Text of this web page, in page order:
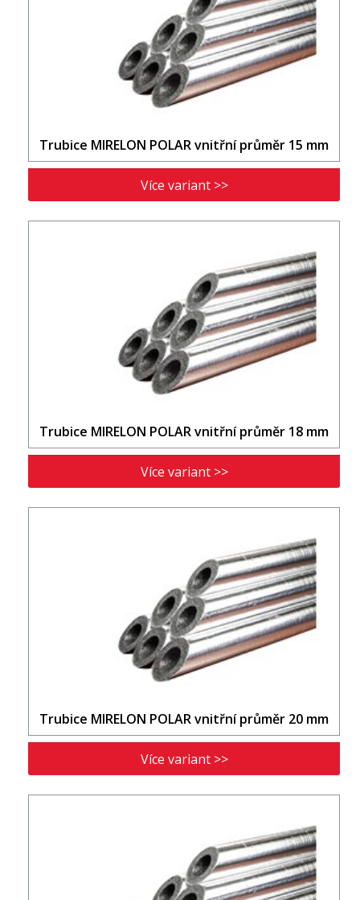
Trubice MIRELON POLAR vnitřní průměr 15 mm
Více variant >>
Trubice MIRELON POLAR vnitřní průměr 18 mm
Více variant >>
Trubice MIRELON POLAR vnitřní průměr 20 mm
Více variant >>